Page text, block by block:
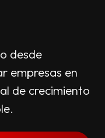
desde
empresas en
de crecimiento